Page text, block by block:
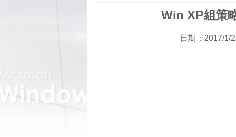
Win XP組策
日期：2017/